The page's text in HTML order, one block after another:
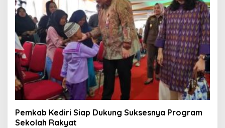
Pemkab Kediri Siap Dukung Suksesnya Program
Sekolah Rakyat